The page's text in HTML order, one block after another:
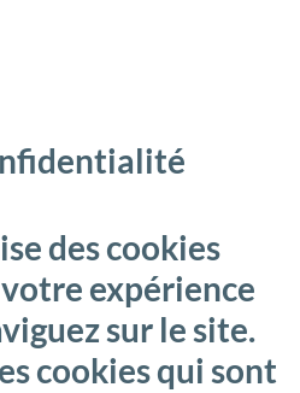
des cookies
expérience
sur le site.
cookies qui sont